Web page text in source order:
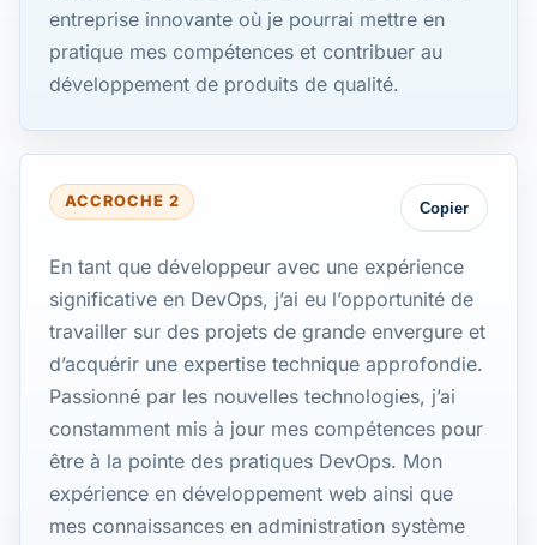
entreprise innovante où je pourrai mettre en
pratique mes compétences et contribuer au
développement de produits de qualité.
ACCROCHE 2 Copier
En tant que développeur avec une expérience
significative en DevOps, j’ai eu l’opportunité de
travailler sur des projets de grande envergure et
d’acquérir une expertise technique approfondie.
Passionné par les nouvelles technologies, j’ai
constamment mis à jour mes compétences pour
être à la pointe des pratiques DevOps. Mon
expérience en développement web ainsi que
mes connaissances en administration système